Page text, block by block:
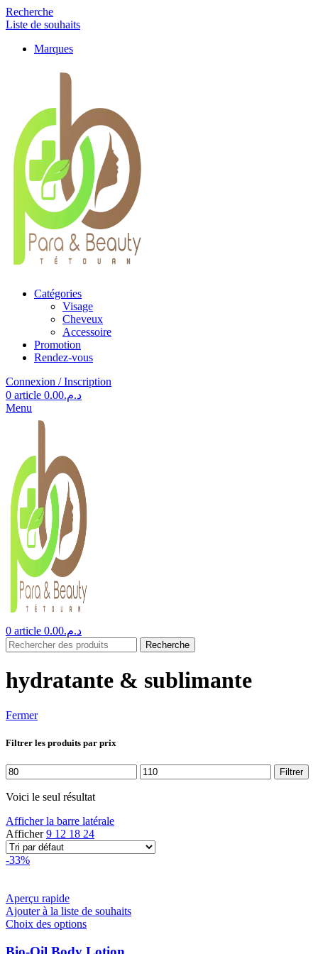
Recherche
Liste de souhaits
Marques
Catégories
Visage
Cheveux
Accessoire
Promotion
Rendez-vous
Connexion / Inscription
0 article د.م.0.00
Menu
0 article د.م.0.00
Recherche
hydratante & sublimante
Fermer
Filtrer les produits par prix
Prix
min
Prix
max
Filtrer
Voici le seul résultat
Afficher la barre latérale
Afficher9 12 18 24
-33%
Aperçu rapide
Ajouter à la liste de souhaits
Choix des optionsCe
a